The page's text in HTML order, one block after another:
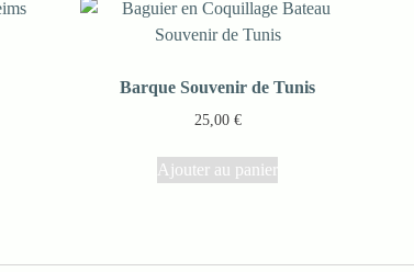
Barque Souvenir de Tunis
25,00 €
Ajouter au panier